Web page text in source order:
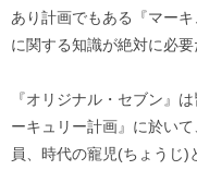
あり計画でもある『マー
に関する知識が絶対に必要
『オリジナル・セブン』
ーキュリー計画』に於い
員、時代の寵児(ちょうじ